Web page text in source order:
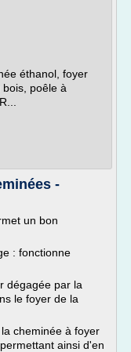
éthanol, foyer
poêle à
-
un bon
: fonctionne
dégagée par la
le foyer de la
cheminée à foyer
ainsi d'en